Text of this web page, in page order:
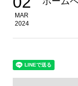
MAR
2024